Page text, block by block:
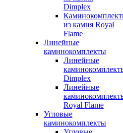
Dimplex
из камня Royal
Flame
Линейные
каминокомплекты
Линейные
Dimplex
Линейные
Royal Flame
Угловые
каминокомплекты